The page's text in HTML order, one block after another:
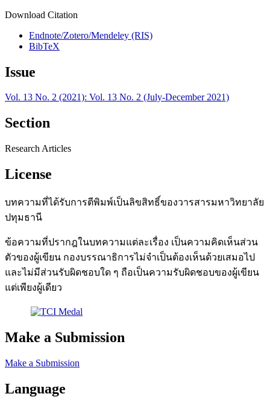
Download Citation
Endnote/Zotero/Mendeley (RIS)
BibTeX
Issue
Vol. 13 No. 2 (2021): Vol. 13 No. 2 (July-December 2021)
Section
Research Articles
License
บทความที่ได้รับการตีพิมพ์เป็นลิขสิทธิ์ของวารสารมหาวิทยาลัย
ปทุมธานี
ข้อความที่ปรากฎในบทความแต่ละเรื่อง เป็นความคิดเห็นส่วน
ตัวของผู้เขียน กองบรรณาธิการไม่จำเป็นต้องเห็นด้วยเสมอไป
และไม่มีส่วนรับผิดชอบใด ๆ ถือเป็นความรับผิดชอบของผู้เขียน
แต่เพียงผู้เดียว
Make a Submission
Make a Submission
Language